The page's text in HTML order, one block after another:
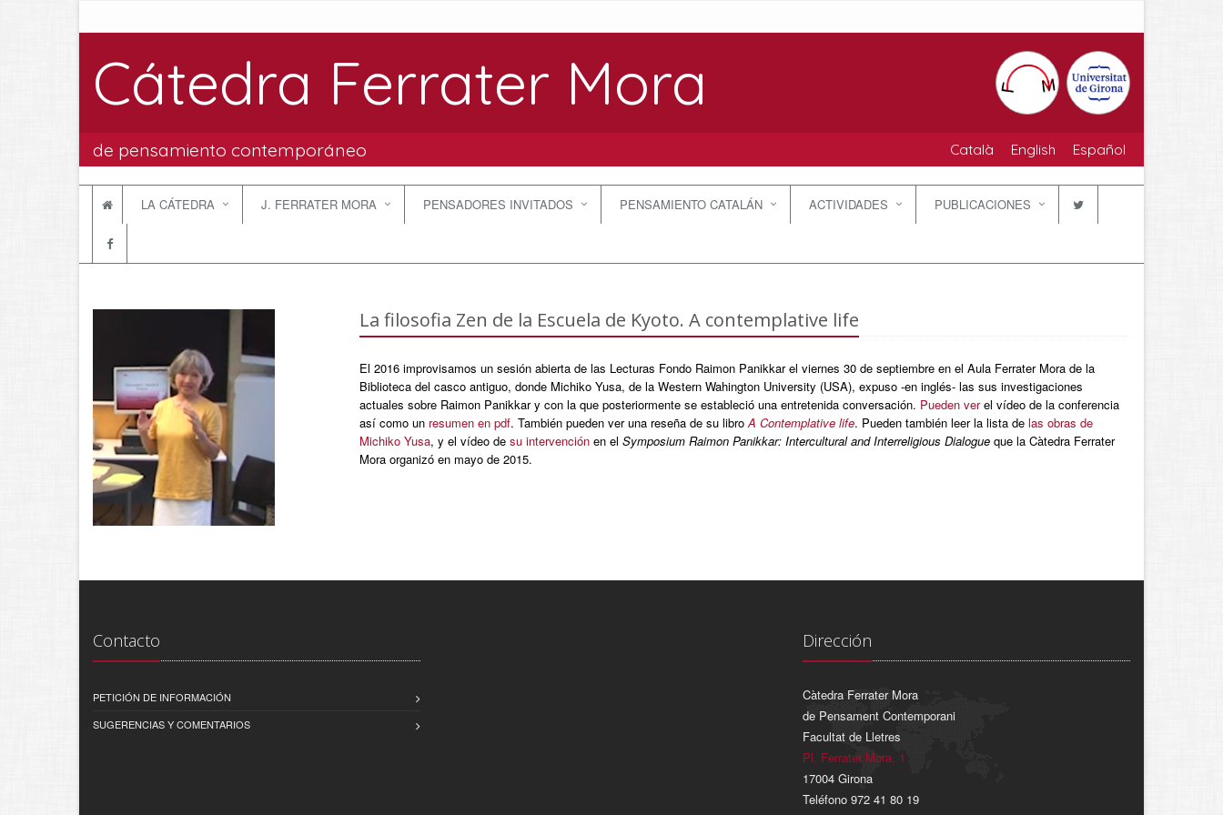
Cátedra Ferrater Mora
de pensamiento contemporáneo Català English Español
LA CÁTEDRA J. FERRATER MORA PENSADORES INVITADOS PENSAMIENTO CATALÁN ACTIVIDADES PUBLICACIONES
La filosofia Zen de la Escuela de Kyoto. A contemplative life
El 2016 improvisamos un sesión abierta de las Lecturas Fondo Raimon Panikkar el viernes 30 de septiembre en el Aula Ferrater Mora de la
Biblioteca del casco antiguo, donde Michiko Yusa, de la Western Wahington University (USA), expuso -en inglés- las sus investigaciones
actuales sobre Raimon Panikkar y con la que posteriormente se estableció una entretenida conversación. Pueden verel vídeo de la conferencia
así como un resumen en pdf. También pueden ver una reseña de su libroA Contemplative life. Pueden también leer la lista de las obras de
Michiko Yusa, y el vídeo de su intervenciónen el Symposium Raimon Panikkar: Intercultural and Interreligious Dialogueque la Càtedra Ferrater
Mora organizó en mayo de 2015.
Contacto
PETICIÓN DE INFORMACIÓN
SUGERENCIAS Y COMENTARIOS
Dirección
Càtedra Ferrater Mora
de Pensament Contemporani
Facultat de Lletres
Pl. Ferrater Mora, 1
17004 Girona
Teléfono 972 41 80 19